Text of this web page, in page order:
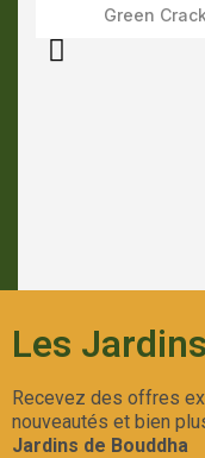
Aperçu
Green
Les
Recevez des offres
nouveautés et bien
Jardins de Bouddha